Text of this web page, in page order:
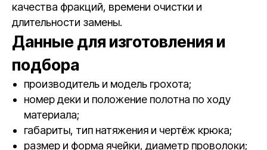
качества фракций, времени очистки и
длительности замены.
Данные для изготовления и
подбора
производитель и модель грохота;
номер деки и положение полотна по ходу
материала;
габариты, тип натяжения и чертёж крюка;
размер и форма ячейки, диаметр проволоки;